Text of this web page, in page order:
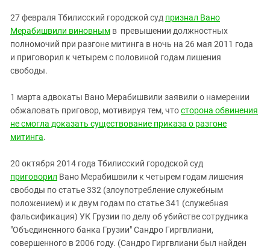
27 февраля Тбилисский городской суд признал Вано
Мерабишвили виновным в превышении должностных
полномочий при разгоне митинга в ночь на 26 мая 2011 года
и приговорил к четырем с половиной годам лишения
свободы.
1 марта адвокаты Вано Мерабишвили заявили о намерении
обжаловать приговор, мотивируя тем, чтосторона обвинения
не смогла доказать существование приказа о разгоне
митинга.
20 октября 2014 года Тбилисский городской суд
приговорил Вано Мерабишвили к четырем годам лишения
свободы по статье 332 (злоупотребление служебным
положением) и к двум годам по статье 341 (служебная
фальсификация) УК Грузии по делу об убийстве сотрудника
"Объединенного банка Грузии" Сандро Гиргвлиани,
совершенного в 2006 году. (Сандро Гиргвлиани был найден